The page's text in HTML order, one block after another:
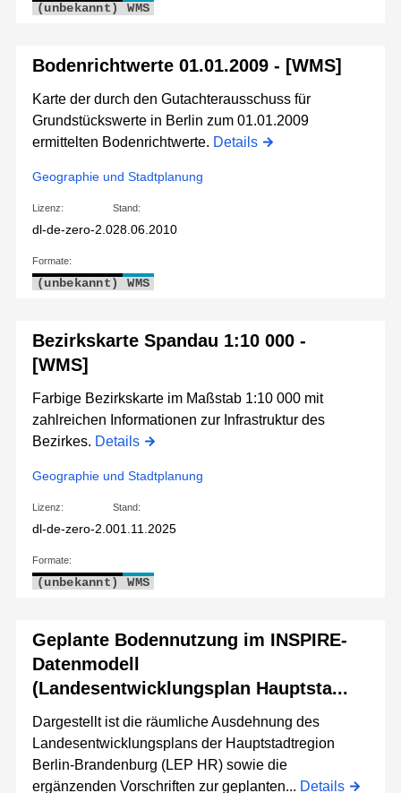
(unbekannt) WMS
Bodenrichtwerte 01.01.2009 - [WMS]
Karte der durch den Gutachterausschuss für
Grundstückswerte in Berlin zum 01.01.2009
ermittelten Bodenrichtwerte. Details
Geographie und Stadtplanung
Lizenz:
dl-de-zero-2.0
Stand:
28.06.2010
Formate:
(unbekannt) WMS
Bezirkskarte Spandau 1:10 000 -
[WMS]
Farbige Bezirkskarte im Maßstab 1:10 000 mit
zahlreichen Informationen zur Infrastruktur des
Bezirkes. Details
Geographie und Stadtplanung
Lizenz:
dl-de-zero-2.0
Stand:
01.11.2025
Formate:
(unbekannt) WMS
Geplante Bodennutzung im INSPIRE-
Datenmodell
(Landesentwicklungsplan Hauptsta...
Dargestellt ist die räumliche Ausdehnung des
Landesentwicklungsplans der Hauptstadtregion
Berlin-Brandenburg (LEP HR) sowie die
ergänzenden Vorschriften zur geplanten... Details